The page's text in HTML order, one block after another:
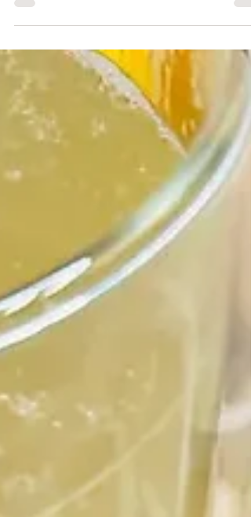
Tortilla Wrap. Rychlá a zdravá večeře,
která chutná luxusně